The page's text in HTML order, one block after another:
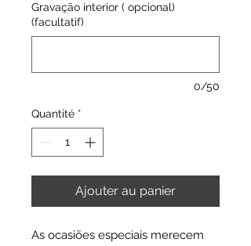
Gravação interior ( opcional)
(facultatif)
0/50
Quantité *
Ajouter au panier
As ocasiões especiais merecem